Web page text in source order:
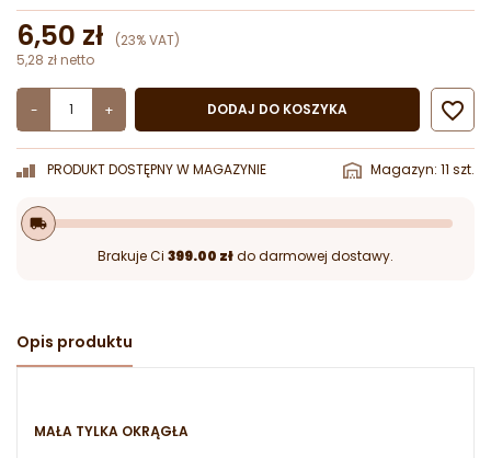
6,50 zł
(23% VAT)
5,28 zł netto
- + DODAJ DO KOSZYKA 
PRODUKT DOSTĘPNY W MAGAZYNIE Magazyn: 11 szt.
local_shipping
Brakuje Ci 399.00 złdo darmowej dostawy.
Opis produktu
MAŁA TYLKA OKRĄGŁA